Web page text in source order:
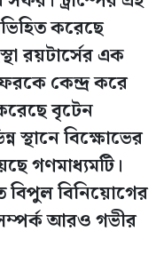
করেছে
রয়টার্সের এক
কেন্দ্র করে
বৃটেন
স্থানে বিক্ষোভের
গণমাধ্যমটি।
বিপুল বিনিয়োগের
আরও গভীর